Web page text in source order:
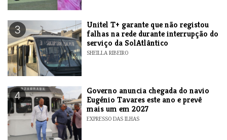
3
Unitel T+ garante que não registou
falhas na rede durante interrupção do
serviço da SolAtlântico
SHEILLA RIBEIRO
4
Governo anuncia chegada do navio
Eugénio Tavares este ano e prevê
mais um em 2027
EXPRESSO DAS ILHAS